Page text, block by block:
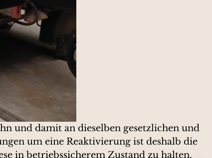
und damit an dieselben gesetzlichen und
um eine Reaktivierung ist deshalb die
in betriebssicherem Zustand zu halten.